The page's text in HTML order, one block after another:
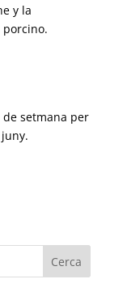
y la
de setmana per
Cerca